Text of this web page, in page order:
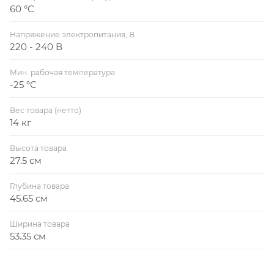
60 °С
Напряжение электропитания, В
220 - 240 В
Мин. рабочая температура
-25 °С
Вес товара (нетто)
14 кг
Высота товара
27.5 см
Глубина товара
45.65 см
Ширина товара
53.35 см